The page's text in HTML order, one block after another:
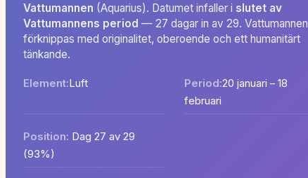
Vattumannen (Aquarius). Datumet infaller i slutet av
Vattumannens period — 27 dagar in av 29. Vattumannen
förknippas med originalitet, oberoende och ett humanitärt
tänkande.
Element:Luft Period:20 januari – 18
februari
Position: Dag 27 av 29
(93%)